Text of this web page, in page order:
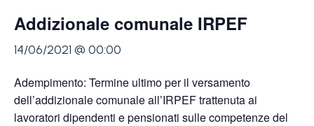
Addizionale comunale IRPEF
14/06/2021 @ 00:00
Adempimento: Termine ultimo per il versamento
dell’addizionale comunale all’IRPEF trattenuta ai
lavoratori dipendenti e pensionati sulle competenze del